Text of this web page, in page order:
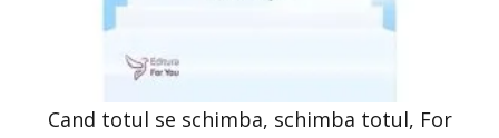
Cand totul se schimba, schimba totul, For